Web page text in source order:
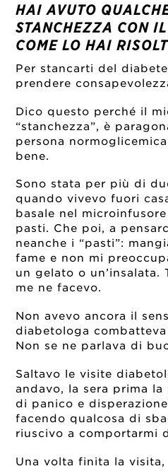
HAI AVUTO
STANCHEZZA CON
COME LO HAI
Per stancarti del
prendere
Dico questo perché il
“stanchezza”, è
persona
bene.
Sono stata per più di
quando vivevo fuori
basale nel
pasti. Che poi, a
neanche i “pasti”:
fame e non mi
un gelato o un’insalata.
me ne facevo.
Non avevo ancora il
diabetologa
Non se ne parlava di
Saltavo le visite
andavo, la sera prima
di panico e
facendo qualcosa di
riuscivo a comportarmi
Una volta finita la visita,